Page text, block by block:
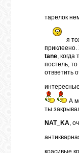
тарелок
я
tane, когда
постель,
отвветить
А
ты
NAT_KA,
красивые